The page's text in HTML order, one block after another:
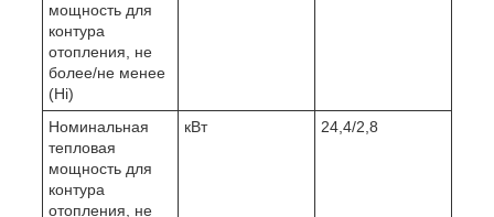
мощность для
контура
отопления, не
более/не менее
(Hi)
Номинальная
тепловая
мощность для
контура
отопления, не
кВт 24,4/2,8